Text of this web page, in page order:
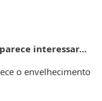
interessar…
o envelhecimento